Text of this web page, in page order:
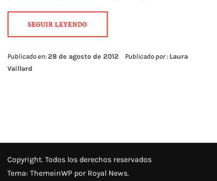
SEGUIR LEYENDO
Publicado en:28 de agosto de 2012 Publicado por : Laura
Vaillard
Copyright. Todos los derechos reservados
Tema: ThemeinWP por Royal News.